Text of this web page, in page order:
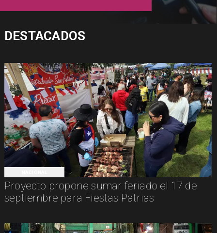
Proyecto propone sumar feriado el 17 de
septiembre para Fiestas Patrias
DESTACADOS